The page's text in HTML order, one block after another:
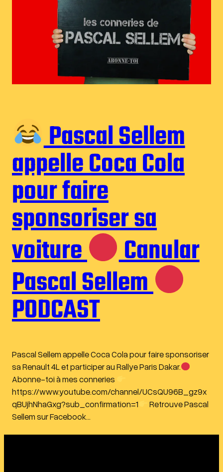
Pascal Sellem
appelle Coca Cola
pour faire
sponsoriser sa
voiture Canular
Pascal Sellem
PODCAST
Pascal Sellem appelle Coca Cola pour faire sponsoriser
sa Renault 4L et participer au Rallye Paris Dakar.
Abonne-toi à mes conneries
https://www.youtube.com/channel/UCsQU96B_gz9x
qBUjhNhaGxg?sub_confirmation=1
Retrouve Pascal
Sellem sur Facebook…